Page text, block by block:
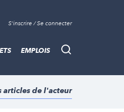
S'inscrire / Se connecter
Recherche
EMPLOIS
articles de l'acteur